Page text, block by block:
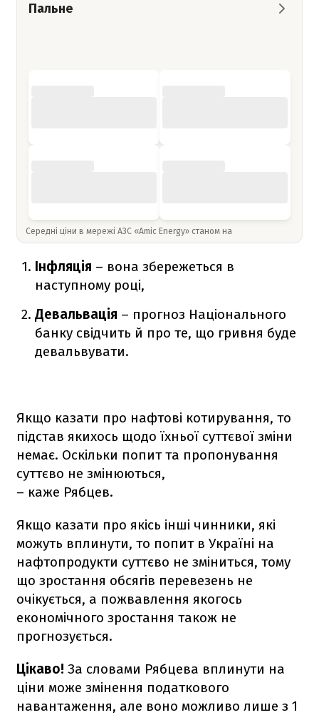
Пальне
Середні ціни в мережі АЗС «Amic Energy» станом на
Інфляція – вона збережеться в
наступному році,
Девальвація – прогноз Національного
банку свідчить й про те, що гривня буде
девальвувати.
Якщо казати про нафтові котирування, то
підстав якихось щодо їхньої суттєвої зміни
немає. Оскільки попит та пропонування
суттєво не змінюються,
– каже Рябцев.
Якщо казати про якісь інші чинники, які
можуть вплинути, то попит в Україні на
нафтопродукти суттєво не зміниться, тому
що зростання обсягів перевезень не
очікується, а пожвавлення якогось
економічного зростання також не
прогнозується.
Цікаво! За словами Рябцева вплинути на
ціни може змінення податкового
навантаження, але воно можливо лише з 1